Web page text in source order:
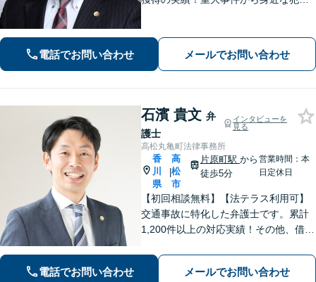
不貞の慰謝料請求に実績あり【電話相
談無料】【初回相談無料（法テラス利
電話でお問い合わせ メールでお問い合わせ
石濱 貴文 弁
護士
インタビューを
見る
高松丸亀町法律事務所
香
川
県
|
高
松
市
片原町駅 から
徒歩5分
営業時間：本
日定休日
【初回相談無料】【法テラス利用可】
交通事故に特化した弁護士です。累計
1,200件以上の対応実績！その他、借金
題、インターネット問題など、幅広く
対応します【夜間・休日面談可】【完
電話でお問い合わせ メールでお問い合わせ